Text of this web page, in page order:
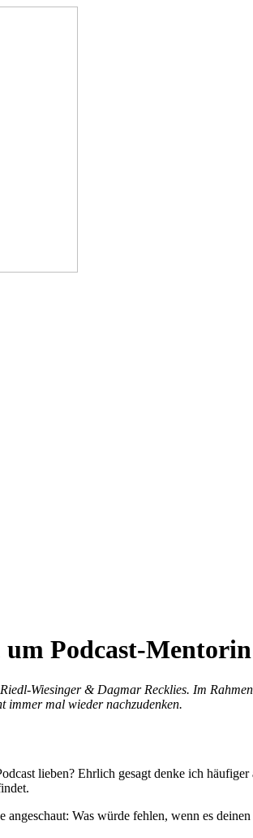
Podcast-
Wiesinger & Dagmar Recklies. Im
immer mal wieder nachzudenken.
lieben? Ehrlich gesagt denke ich
Was würde fehlen, wenn es